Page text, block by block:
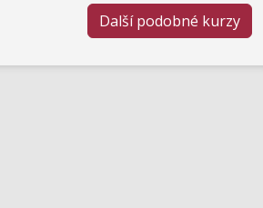
Další podobné kurzy